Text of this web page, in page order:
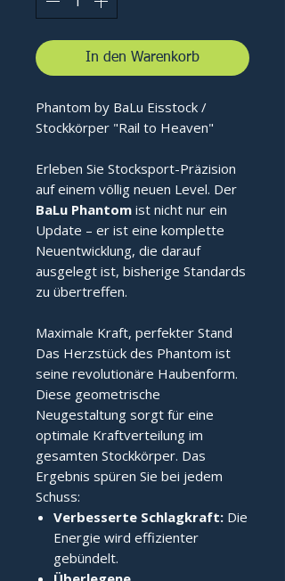
In den Warenkorb
Phantom by BaLu Eisstock /
Stockkörper "Rail to Heaven"
Erleben Sie Stocksport-Präzision
auf einem völlig neuen Level. Der
BaLu Phantom ist nicht nur ein
Update – er ist eine komplette
Neuentwicklung, die darauf
ausgelegt ist, bisherige Standards
zu übertreffen.
Maximale Kraft, perfekter Stand
Das Herzstück des Phantom ist
seine revolutionäre Haubenform.
Diese geometrische
Neugestaltung sorgt für eine
optimale Kraftverteilung im
gesamten Stockkörper. Das
Ergebnis spüren Sie bei jedem
Schuss:
Verbesserte Schlagkraft: Die
Energie wird effizienter
gebündelt.